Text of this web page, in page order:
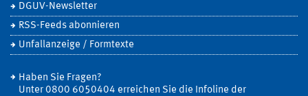
DGUV-Newsletter
RSS-Feeds abonnieren
Unfallanzeige / Formtexte
Haben Sie Fragen?
Unter 0800 6050404 erreichen Sie die Infoline der